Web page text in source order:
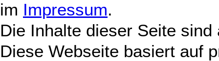
im Impressum.
Die Inhalte dieser Seite
Diese Webseite basiert auf